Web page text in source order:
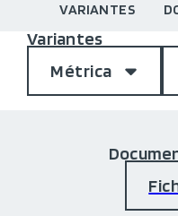
VARIANTES
Variantes
Métrica